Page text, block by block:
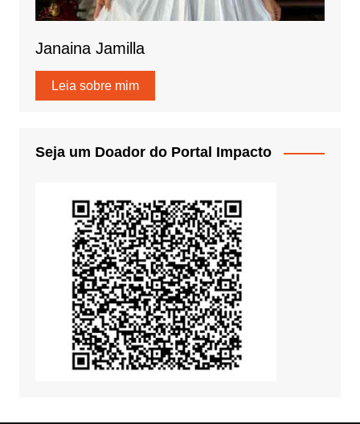
Janaina Jamilla
Leia sobre mim
Seja um Doador do Portal Impacto